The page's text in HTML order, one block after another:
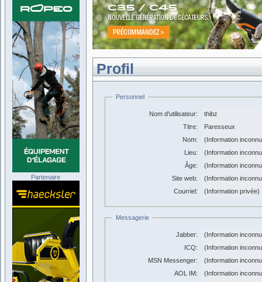
Profil
Personnel
Nom d'utilisateur:
thibz
Titre:
Paresseux
Nom:
(Information
Lieu:
(Information
Âge:
(Information
Site web:
(Information
Courriel:
(Information privée)
Messagerie
Jabber:
(Information
ICQ:
(Information
MSN Messenger:
(Information
AOL IM:
(Information
Partenaire